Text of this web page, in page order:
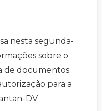
nesta segunda-
sobre o
de documentos
para a
DV.